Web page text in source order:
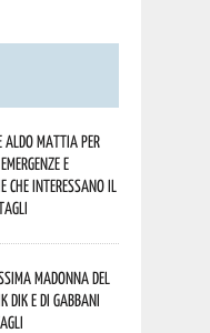
Aldo Mattia per
e
che interessano il
Madonna del
DIK e di Gabbani